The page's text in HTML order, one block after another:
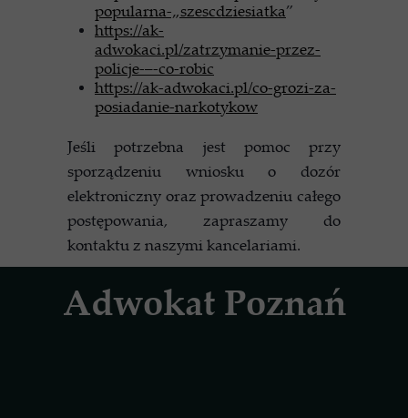
Adwokat Poznań
popularna-„szescdziesiatka”
https://ak-
adwokaci.pl/zatrzymanie-przez-
policje-–-co-robic
https://ak-adwokaci.pl/co-grozi-za-
posiadanie-narkotykow
Jeśli potrzebna jest pomoc przy
sporządzeniu wniosku o dozór
elektroniczny oraz prowadzeniu całego
postępowania, zapraszamy do
kontaktu z naszymi kancelariami.